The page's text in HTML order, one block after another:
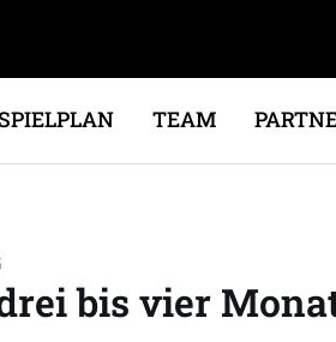
TEAM
bis vier